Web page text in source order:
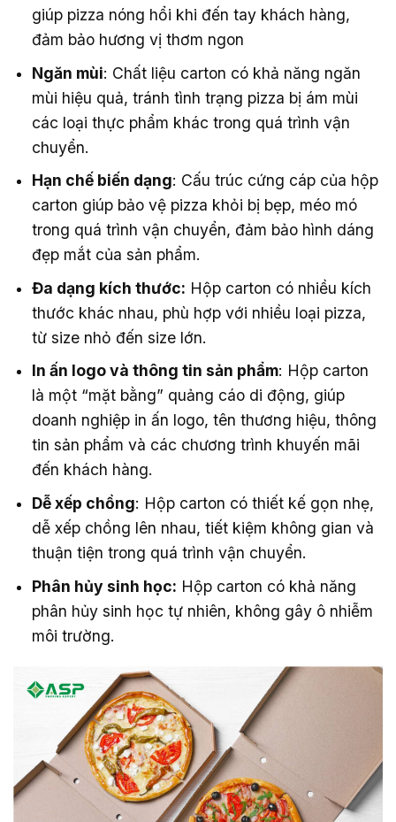
giúp pizza nóng hổi khi đến tay khách hàng,
đảm bảo hương vị thơm ngon
Ngăn mùi: Chất liệu carton có khả năng ngăn
mùi hiệu quả, tránh tình trạng pizza bị ám mùi
các loại thực phẩm khác trong quá trình vận
chuyển.
Hạn chế biến dạng: Cấu trúc cứng cáp của hộp
carton giúp bảo vệ pizza khỏi bị bẹp, méo mó
trong quá trình vận chuyển, đảm bảo hình dáng
đẹp mắt của sản phẩm.
Đa dạng kích thước: Hộp carton có nhiều kích
thước khác nhau, phù hợp với nhiều loại pizza,
từ size nhỏ đến size lớn.
In ấn logo và thông tin sản phẩm: Hộp carton
là một “mặt bằng” quảng cáo di động, giúp
doanh nghiệp in ấn logo, tên thương hiệu, thông
tin sản phẩm và các chương trình khuyến mãi
đến khách hàng.
Dễ xếp chồng: Hộp carton có thiết kế gọn nhẹ,
dễ xếp chồng lên nhau, tiết kiệm không gian và
thuận tiện trong quá trình vận chuyển.
Phân hủy sinh học: Hộp carton có khả năng
phân hủy sinh học tự nhiên, không gây ô nhiễm
môi trường.